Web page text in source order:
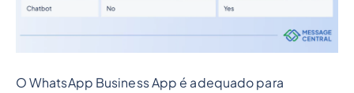
O WhatsApp Business App é adequado para